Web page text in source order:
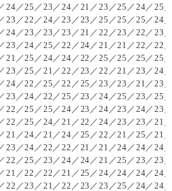
24／25／23／24／21／23／25／24／25
23／22／24／23／23／25／25／25／24
24／23／23／23／21／22／23／22／23
23／24／25／22／24／21／21／22／22
21／25／24／24／22／25／25／25／25
23／25／21／22／23／22／21／23／24
24／22／25／22／25／23／23／21／23
23／24／22／25／23／24／25／23／25
22／25／25／24／23／24／23／24／23
22／25／24／21／22／24／23／23／21
21／24／21／24／25／22／21／25／21
23／24／22／22／21／21／24／24／24
22／25／23／24／24／21／25／23／23
21／22／22／21／25／24／24／24／24
22／23／21／22／23／23／25／24／24